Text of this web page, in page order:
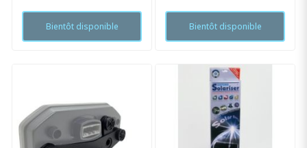
Bientôt disponible Bientôt disponible